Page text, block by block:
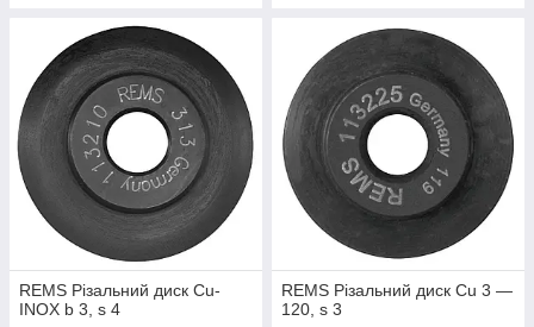
REMS Різальний диск Cu-
INOX b 3, s 4
REMS Різальний диск Cu 3 —
120, s 3